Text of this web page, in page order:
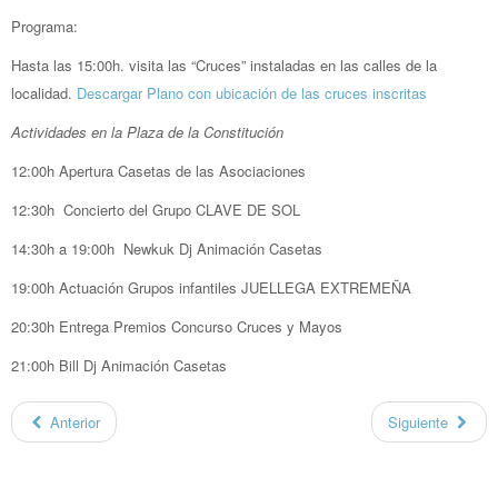
Programa:
Hasta las 15:00h. visita las “Cruces” instaladas en las calles de la
localidad. Descargar Plano con ubicación de las cruces inscritas
Actividades en la Plaza de la Constitución
12:00h Apertura Casetas de las Asociaciones
12:30h Concierto del Grupo CLAVE DE SOL
14:30h a 19:00h Newkuk Dj Animación Casetas
19:00h Actuación Grupos infantiles JUELLEGA EXTREMEÑA
20:30h Entrega Premios Concurso Cruces y Mayos
21:00h Bill Dj Animación Casetas
Anterior Siguiente